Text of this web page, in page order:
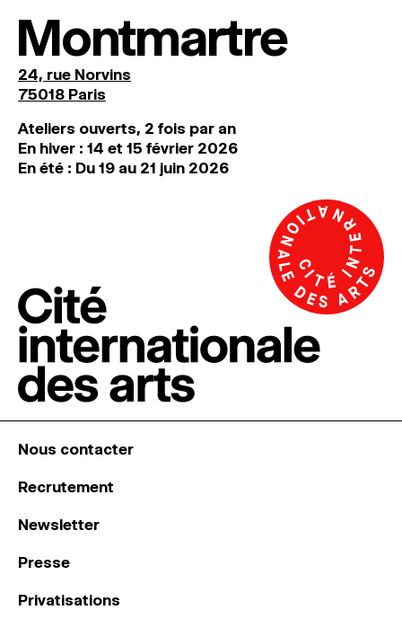
Montmartre
24, rue Norvins
75018 Paris
Ateliers ouverts, 2 fois par an
En hiver : 14 et 15 février 2026
En été : Du 19 au 21 juin 2026
Nous contacter
Recrutement
Newsletter
Presse
Privatisations